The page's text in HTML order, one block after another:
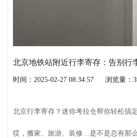
北京地铁站附近行李寄存：告别行
时间：2025-02-27 08:34:57 浏览量：
北京行李寄存？迷你考拉仓帮你轻松搞定
哎，搬家、旅游、装修…是不是总有那